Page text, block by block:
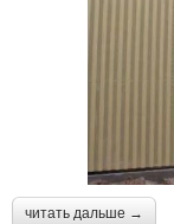
читать дальше →